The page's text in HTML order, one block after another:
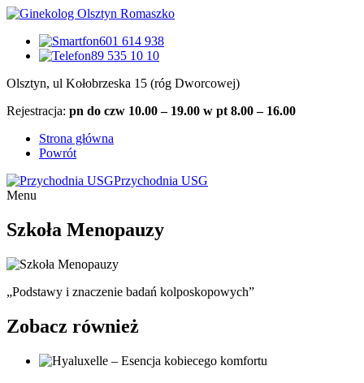
601 614 938
89 535 10 10
Olsztyn, ul Kołobrzeska 15 (róg Dworcowej)
Rejestracja: pn do czw 10.00 – 19.00 w pt 8.00 – 16.00
Strona główna
Powrót
Przychodnia USG
Menu
Szkoła Menopauzy
„Podstawy i znaczenie badań kolposkopowych”
Zobacz również